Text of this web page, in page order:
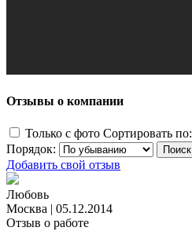
Отзывы о компании
Только с фото Сортировать по:
Порядок:
Добавить свой отзыв
Любовь
Москва | 05.12.2014
Отзыв о работе